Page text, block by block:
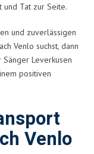
und Tat zur Seite.
und zuverlässigen
Venlo suchst, dann
Leverkusen
positiven
Venlo